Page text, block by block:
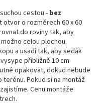
cestou - bez
o rozměrech 60 x 60
do roviny tak, aby
celou plochou.
a usadí tak, aby sedák
přibližně 10 cm
opakovat, dokud nebude
Pokud si na montáž
Cenu montáže